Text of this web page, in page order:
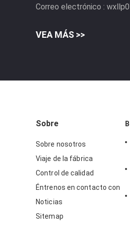
Correo electrónico :
VEA MÁS >>
Sobre
Sobre nosotros
Viaje de la fábrica
Control de calidad
Éntrenos en contacto con
Noticias
Sitemap